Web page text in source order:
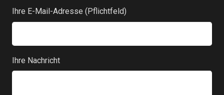
Ihre E-Mail-Adresse (Pflichtfeld)
Ihre Nachricht